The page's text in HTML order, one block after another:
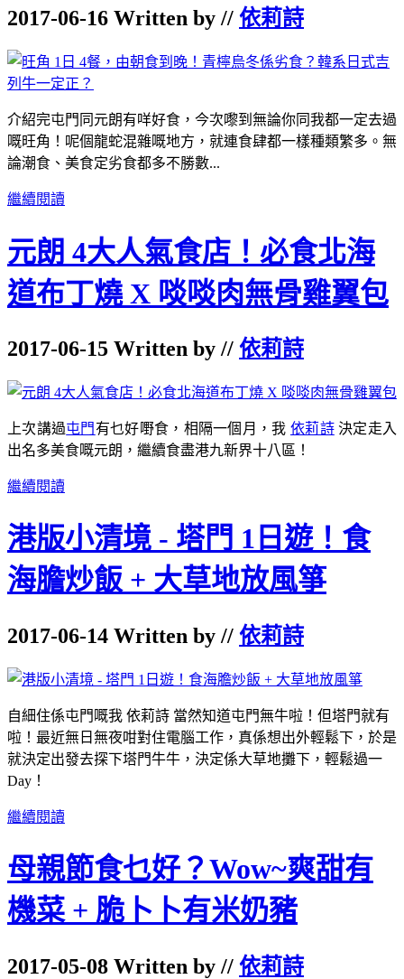
2017-06-16 Written by // 依莉詩
介紹完屯門同元朗有咩好食，今次嚟到無論你同我都一定去過
嘅旺角！呢個龍蛇混雜嘅地方，就連食肆都一樣種類繁多。無
論潮食、美食定劣食都多不勝數...
繼續閱讀
元朗 4大人氣食店！必食北海
道布丁燒 X 啖啖肉無骨雞翼包
2017-06-15 Written by // 依莉詩
上次講過屯門 有乜好嘢食，相隔一個月，我 依莉詩決定走入
出名多美食嘅元朗，繼續食盡港九新界十八區！
繼續閱讀
港版小清境 - 塔門 1日遊！食
海膽炒飯 + 大草地放風箏
2017-06-14 Written by // 依莉詩
自細住係屯門嘅我 依莉詩 當然知道屯門無牛啦！但塔門就有
啦！最近無日無夜咁對住電腦工作，真係想出外輕鬆下，於是
就決定出發去探下塔門牛牛，決定係大草地攤下，輕鬆過一
Day！
繼續閱讀
母親節食乜好？Wow~爽甜有
機菜 + 脆卜卜有米奶豬
2017-05-08 Written by // 依莉詩